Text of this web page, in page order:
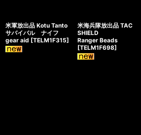
米軍放出品 Kotu Tanto
サバイバル ナイフ
gear aid [TELM1F315]
米海兵隊放出品 TAC
SHIELD
Ranger Beads
[TELM1F698]